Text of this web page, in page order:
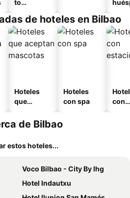
to
o
de hoteles en Bilbao
Hoteles
que
mascotas
Hoteles
con spa
con
de Bilbao
estos hoteles...
Voco Bilbao - City By Ihg
Hotel Indautxu